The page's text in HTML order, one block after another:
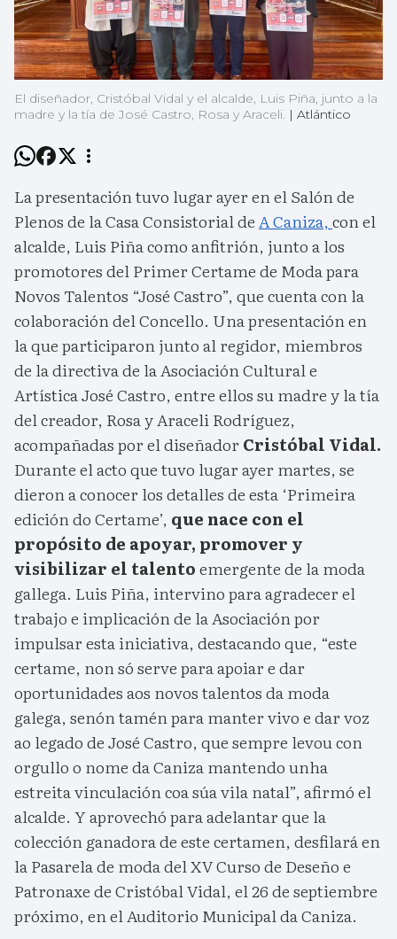
El diseñador, Cristóbal Vidal y el alcalde, Luis Piña, junto a la
madre y la tía de José Castro, Rosa y Araceli. | Atlántico
La presentación tuvo lugar ayer en el Salón de
Plenos de la Casa Consistorial deA Caniza,con el
alcalde, Luis Piña como anfitrión, junto a los
promotores del Primer Certame de Moda para
Novos Talentos “José Castro”, que cuenta con la
colaboración del Concello. Una presentación en
la que participaron junto al regidor, miembros
de la directiva de la Asociación Cultural e
Artística José Castro, entre ellos su madre y la tía
del creador, Rosa y Araceli Rodríguez,
acompañadas por el diseñadorCristóbal Vidal.
Durante el acto que tuvo lugar ayer martes, se
dieron a conocer los detalles de esta ‘Primeira
edición do Certame’, que nace con el
propósito de apoyar, promover y
visibilizar el talentoemergente de la moda
gallega. Luis Piña, intervino para agradecer el
trabajo e implicación de la Asociación por
impulsar esta iniciativa, destacando que, “este
certame, non só serve para apoiar e dar
oportunidades aos novos talentos da moda
galega, senón tamén para manter vivo e dar voz
ao legado de José Castro, que sempre levou con
orgullo o nome da Caniza mantendo unha
estreita vinculación coa súa vila natal”, afirmó el
alcalde. Y aprovechó para adelantar que la
colección ganadora de este certamen, desfilará en
la Pasarela de moda del XV Curso de Deseño e
Patronaxe de Cristóbal Vidal, el 26 de septiembre
próximo, en el Auditorio Municipal da Caniza.